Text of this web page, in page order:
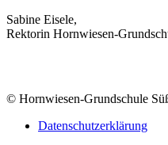
Sabine Eisele,
Rektorin Hornwiesen-
© Hornwiesen-Grundschule
Datenschutzerklärung